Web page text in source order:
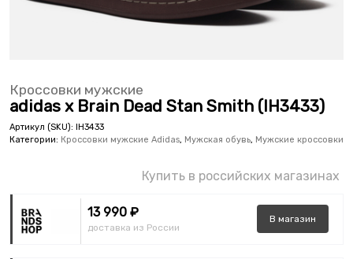
Кроссовки мужские
adidas x Brain Dead Stan Smith (IH3433)
Артикул (SKU):
IH3433
Категории: Кроссовки мужские Adidas, Мужская обувь, Мужские кроссовки
Купить в российских магазинах
13 990 ₽
доставка из России
В магазин